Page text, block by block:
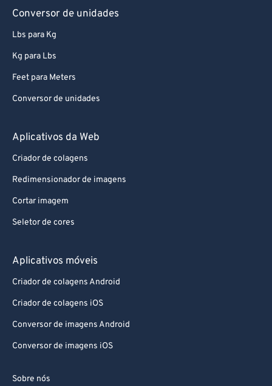
Conversor de unidades
Lbs para Kg
Kg para Lbs
Feet para Meters
Conversor de unidades
Aplicativos da Web
Criador de colagens
Redimensionador de imagens
Cortar imagem
Seletor de cores
Aplicativos móveis
Criador de colagens Android
Criador de colagens iOS
Conversor de imagens Android
Conversor de imagens iOS
Sobre nós